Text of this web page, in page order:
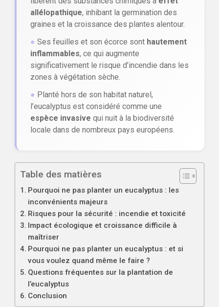
allélopathique, inhibant la germination des
graines et la croissance des plantes alentour.
● Ses feuilles et son écorce sont hautement
inflammables, ce qui augmente
significativement le risque d’incendie dans les
zones à végétation sèche.
● Planté hors de son habitat naturel,
l’eucalyptus est considéré comme une
espèce invasive qui nuit à la biodiversité
locale dans de nombreux pays européens.
Table des matières
Pourquoi ne pas planter un eucalyptus : les
inconvénients majeurs
Risques pour la sécurité : incendie et toxicité
Impact écologique et croissance difficile à
maîtriser
Pourquoi ne pas planter un eucalyptus : et si
vous voulez quand même le faire ?
Questions fréquentes sur la plantation de
l’eucalyptus
Conclusion